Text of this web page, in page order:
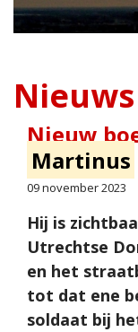
Nieuws
Nieuw
Martinus
09 november 2023
Hij is
Utrechtse
en het
tot dat ene
soldaat bij